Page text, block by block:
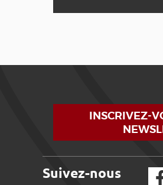
INSCRIVEZ-
Suivez-nous